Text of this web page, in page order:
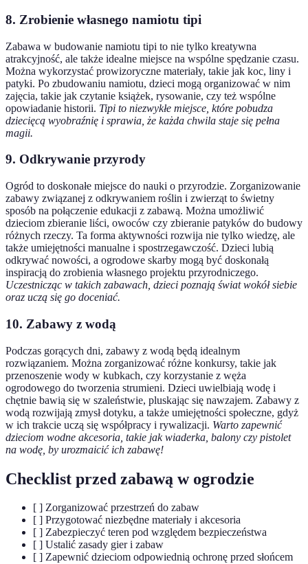
8. Zrobienie własnego namiotu tipi
Zabawa w budowanie namiotu tipi to nie tylko kreatywna
atrakcyjność, ale także idealne miejsce na wspólne spędzanie czasu.
Można wykorzystać prowizoryczne materiały, takie jak koc, liny i
patyki. Po zbudowaniu namiotu, dzieci mogą organizować w nim
zajęcia, takie jak czytanie książek, rysowanie, czy też wspólne
opowiadanie historii. Tipi to niezwykłe miejsce, które pobudza
dziecięcą wyobraźnię i sprawia, że każda chwila staje się pełna
magii.
9. Odkrywanie przyrody
Ogród to doskonałe miejsce do nauki o przyrodzie. Zorganizowanie
zabawy związanej z odkrywaniem roślin i zwierząt to świetny
sposób na połączenie edukacji z zabawą. Można umożliwić
dzieciom zbieranie liści, owoców czy zbieranie patyków do budowy
różnych rzeczy. Ta forma aktywności rozwija nie tylko wiedzę, ale
także umiejętności manualne i spostrzegawczość. Dzieci lubią
odkrywać nowości, a ogrodowe skarby mogą być doskonałą
inspiracją do zrobienia własnego projektu przyrodniczego.
Uczestnicząc w takich zabawach, dzieci poznają świat wokół siebie
oraz uczą się go doceniać.
10. Zabawy z wodą
Podczas gorących dni, zabawy z wodą będą idealnym
rozwiązaniem. Można zorganizować różne konkursy, takie jak
przenoszenie wody w kubkach, czy korzystanie z węża
ogrodowego do tworzenia strumieni. Dzieci uwielbiają wodę i
chętnie bawią się w szaleństwie, pluskając się nawzajem. Zabawy z
wodą rozwijają zmysł dotyku, a także umiejętności społeczne, gdyż
w ich trakcie uczą się współpracy i rywalizacji. Warto zapewnić
dzieciom wodne akcesoria, takie jak wiaderka, balony czy pistolet
na wodę, by urozmaicić ich zabawę!
Checklist przed zabawą w ogrodzie
[ ] Zorganizować przestrzeń do zabaw
[ ] Przygotować niezbędne materiały i akcesoria
[ ] Zabezpieczyć teren pod względem bezpieczeństwa
[ ] Ustalić zasady gier i zabaw
[ ] Zapewnić dzieciom odpowiednią ochronę przed słońcem